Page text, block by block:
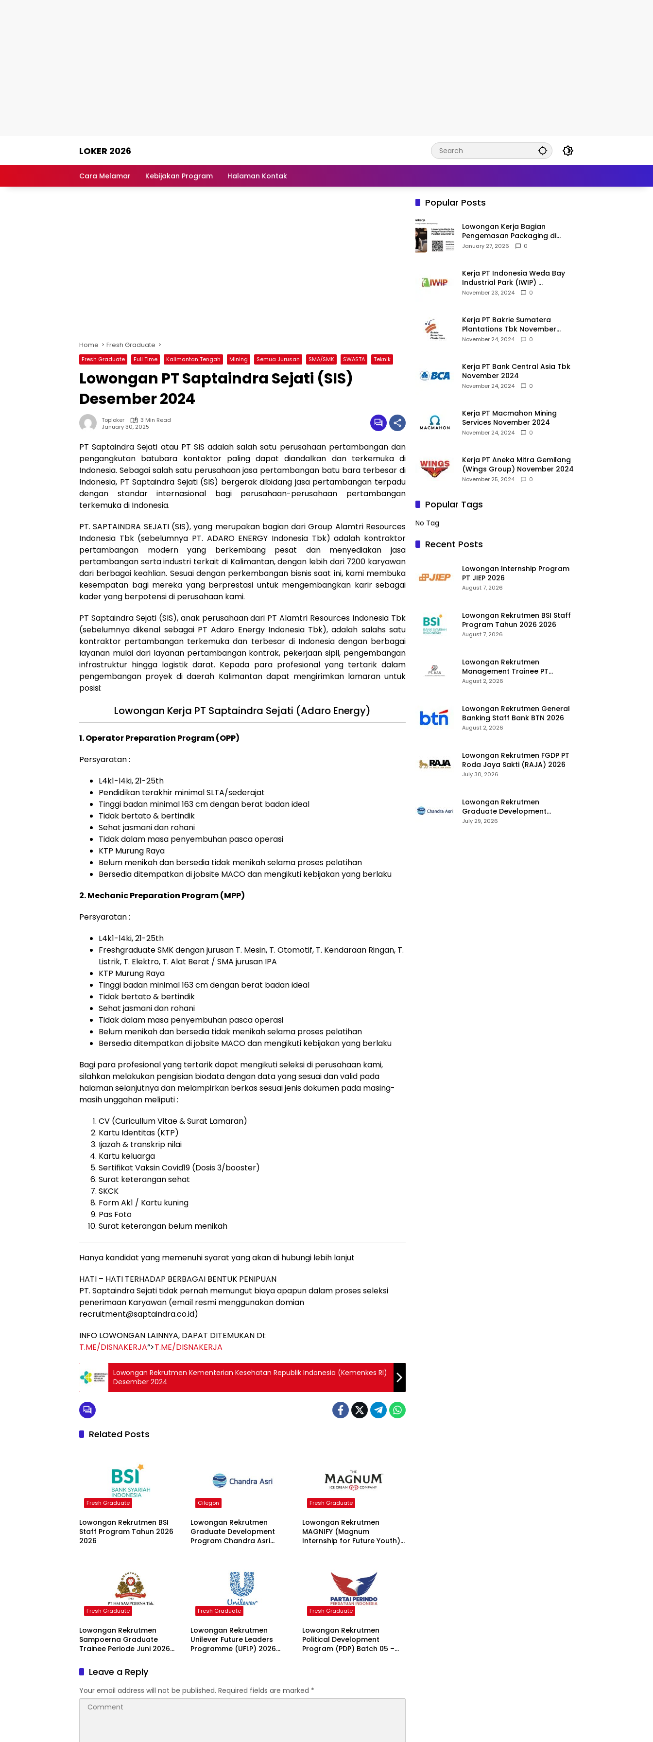
LOKER 2026
Lowongan
Cara Melamar Kebijakan Program Halaman Kontak
Home Fresh Graduate
Fresh Graduate Full Time Kalimantan Tengah Mining Semua Jurusan SMA/SMK SWASTA Teknik
Lowongan PT Saptaindra Sejati (SIS)
Desember 2024
Toploker
3 Min Read
January 30, 2025
PT Saptaindra Sejati atau PT SIS adalah salah satu perusahaan pertambangan dan
pengangkutan batubara kontaktor paling dapat diandalkan dan terkemuka di
Indonesia. Sebagai salah satu perusahaan jasa pertambangan batu bara terbesar di
Indonesia, PT Saptaindra Sejati (SIS) bergerak dibidang jasa pertambangan terpadu
dengan standar internasional bagi perusahaan-perusahaan pertambangan
terkemuka di Indonesia.
PT. SAPTAINDRA SEJATI (SIS), yang merupakan bagian dari Group Alamtri Resources
Indonesia Tbk (sebelumnya PT. ADARO ENERGY Indonesia Tbk) adalah kontraktor
pertambangan modern yang berkembang pesat dan menyediakan jasa
pertambangan serta industri terkait di Kalimantan, dengan lebih dari 7200 karyawan
dari berbagai keahlian. Sesuai dengan perkembangan bisnis saat ini, kami membuka
kesempatan bagi mereka yang berprestasi untuk mengembangkan karir sebagai
kader yang berpotensi di perusahaan kami.
PT Saptaindra Sejati (SIS), anak perusahaan dari PT Alamtri Resources Indonesia Tbk
(sebelumnya dikenal sebagai PT Adaro Energy Indonesia Tbk), adalah salahs satu
kontraktor pertambangan terkemuka dan terbesar di Indonesia dengan berbagai
layanan mulai dari layanan pertambangan kontrak, pekerjaan sipil, pengembangan
infrastruktur hingga logistik darat. Kepada para profesional yang tertarik dalam
pengembangan proyek di daerah Kalimantan dapat mengirimkan lamaran untuk
posisi:
Lowongan Kerja PT Saptaindra Sejati (Adaro Energy)
1. Operator Preparation Program (OPP)
Persyaratan :
L4k1-l4ki, 21-25th
Pendidikan terakhir minimal SLTA/sederajat
Tinggi badan minimal 163 cm dengan berat badan ideal
Tidak bertato & bertindik
Sehat jasmani dan rohani
Tidak dalam masa penyembuhan pasca operasi
KTP Murung Raya
Belum menikah dan bersedia tidak menikah selama proses pelatihan
Bersedia ditempatkan di jobsite MACO dan mengikuti kebijakan yang berlaku
2. Mechanic Preparation Program (MPP)
Persyaratan :
L4k1-l4ki, 21-25th
Freshgraduate SMK dengan jurusan T. Mesin, T. Otomotif, T. Kendaraan Ringan, T.
Listrik, T. Elektro, T. Alat Berat / SMA jurusan IPA
KTP Murung Raya
Tinggi badan minimal 163 cm dengan berat badan ideal
Tidak bertato & bertindik
Sehat jasmani dan rohani
Tidak dalam masa penyembuhan pasca operasi
Belum menikah dan bersedia tidak menikah selama proses pelatihan
Bersedia ditempatkan di jobsite MACO dan mengikuti kebijakan yang berlaku
Bagi para profesional yang tertarik dapat mengikuti seleksi di perusahaan kami,
silahkan melakukan pengisian biodata dengan data yang sesuai dan valid pada
halaman selanjutnya dan melampirkan berkas sesuai jenis dokumen pada masing-
masih unggahan meliputi :
CV (Curicullum Vitae & Surat Lamaran)
Kartu Identitas (KTP)
Ijazah & transkrip nilai
Kartu keluarga
Sertifikat Vaksin Covid19 (Dosis 3/booster)
Surat keterangan sehat
SKCK
Form Ak1 / Kartu kuning
Pas Foto
Surat keterangan belum menikah
Hanya kandidat yang memenuhi syarat yang akan di hubungi lebih lanjut
HATI – HATI TERHADAP BERBAGAI BENTUK PENIPUAN
PT. Saptaindra Sejati tidak pernah memungut biaya apapun dalam proses seleksi
penerimaan Karyawan (email resmi menggunakan domian
recruitment@saptaindra.co.id)
INFO LOWONGAN LAINNYA, DAPAT DITEMUKAN DI:
T.ME/DISNAKERJA“>T.ME/DISNAKERJA
Lowongan Rekrutmen Kementerian Kesehatan Republik Indonesia (Kemenkes RI)
Desember 2024
Related Posts
Fresh Graduate
Lowongan Rekrutmen BSI
Staff Program Tahun 2026
2026
Cilegon
Lowongan Rekrutmen
Graduate Development
Program Chandra Asri
Fresh Graduate
Lowongan Rekrutmen
MAGNIFY (Magnum
Internship for Future Youth)
Fresh Graduate
Lowongan Rekrutmen
Sampoerna Graduate
Trainee Periode Juni 2026
Fresh Graduate
Lowongan Rekrutmen
Unilever Future Leaders
Programme (UFLP) 2026
Fresh Graduate
Lowongan Rekrutmen
Political Development
Program (PDP) Batch 05 –
Leave a Reply
Your email address will not be published. Required fields are marked *
Popular Posts
Lowongan Kerja Bagian
Pengemasan Packaging di
Pusaka Souvenir Gallery
January 27, 2026 0
Kerja PT Indonesia Weda Bay
Industrial Park (IWIP)
November 2024
November 23, 2024 0
Kerja PT Bakrie Sumatera
Plantations Tbk November
2024
November 24, 2024 0
Kerja PT Bank Central Asia Tbk
November 2024
November 24, 2024 0
Kerja PT Macmahon Mining
Services November 2024
November 24, 2024 0
Kerja PT Aneka Mitra Gemilang
(Wings Group) November 2024
November 25, 2024 0
Popular Tags
No Tag
Recent Posts
Lowongan Internship Program
PT JIEP 2026
August 7, 2026
Lowongan Rekrutmen BSI Staff
Program Tahun 2026 2026
August 7, 2026
Lowongan Rekrutmen
Management Trainee PT
Kalimantan Alumina Nusantara
August 2, 2026
Lowongan Rekrutmen General
Banking Staff Bank BTN 2026
August 2, 2026
Lowongan Rekrutmen FGDP PT
Roda Jaya Sakti (RAJA) 2026
July 30, 2026
Lowongan Rekrutmen
Graduate Development
Program Chandra Asri Group
July 29, 2026